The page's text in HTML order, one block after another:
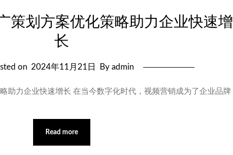
策划方案优化策略助力企业快速增
长
on 2024年11月21日 By admin
助力企业快速增长 在当今数字化时代，视频营销成为了企业品牌
Read more